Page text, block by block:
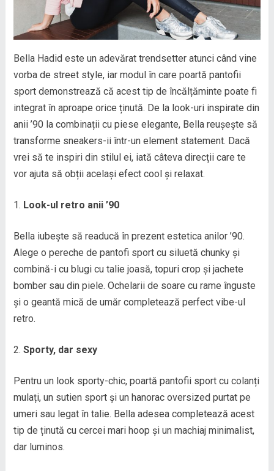
Bella Hadid este un adevărat trendsetter atunci când vine
vorba de street style, iar modul în care poartă pantofii
sport demonstrează că acest tip de încălțăminte poate fi
integrat în aproape orice ținută. De la look-uri inspirate din
anii ’90 la combinații cu piese elegante, Bella reușește să
transforme sneakers-ii într-un element statement. Dacă
vrei să te inspiri din stilul ei, iată câteva direcții care te
vor ajuta să obții același efect cool și relaxat.
Look-ul retro anii ’90
Bella iubește să readucă în prezent estetica anilor ’90.
Alege o pereche de pantofi sport cu siluetă chunky și
combină-i cu blugi cu talie joasă, topuri crop și jachete
bomber sau din piele. Ochelarii de soare cu rame înguste
și o geantă mică de umăr completează perfect vibe-ul
retro.
Sporty, dar sexy
Pentru un look sporty-chic, poartă pantofii sport cu colanți
mulați, un sutien sport și un hanorac oversized purtat pe
umeri sau legat în talie. Bella adesea completează acest
tip de ținută cu cercei mari hoop și un machiaj minimalist,
dar luminos.